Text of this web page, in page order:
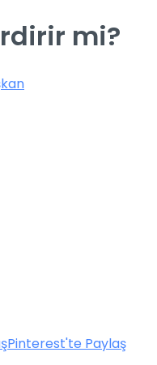
mi?
Pinterest'te Paylaş